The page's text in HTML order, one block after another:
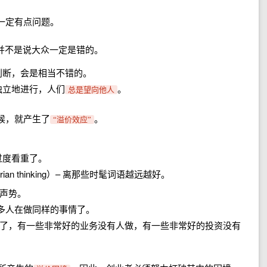
有点问题。
不是说大众一定是错的。
，会是相当不错的。
地进行，人们 总是望向他人 。
，就产生了 “溢价效应” 。
看重了。
thinking）– 离那些时髦词语越远越好。
势。
在做同样的事情了。
，有一些非常好的业务没有人做，有一些非常好的投资没有